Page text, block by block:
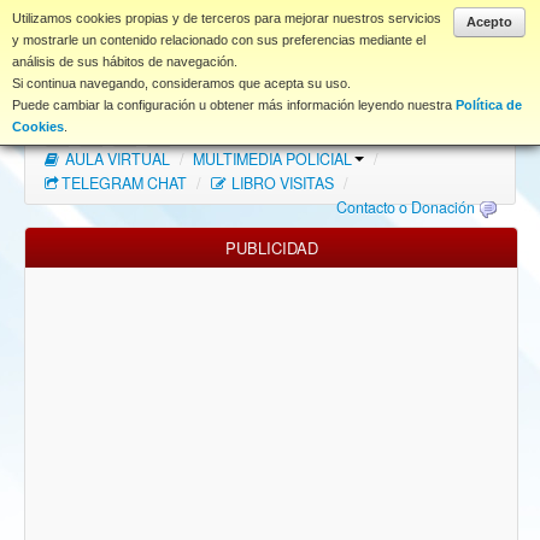
Acepto
Utilizamos cookies propias y de terceros para mejorar nuestros servicios
y mostrarle un contenido relacionado con sus preferencias mediante el
análisis de sus hábitos de navegación.
Si continua navegando, consideramos que acepta su uso.
Puede cambiar la configuración u obtener más información leyendo nuestra Política de
Cookies
www.coet.es
Portal
Índice Foros
FAQ
NORMAS FORO
Descargas
AULA VIRTUAL / MULTIMEDIA POLICIAL
/
TELEGRAM CHAT / LIBRO VISITAS /
Contacto o Donación
PUBLICIDAD